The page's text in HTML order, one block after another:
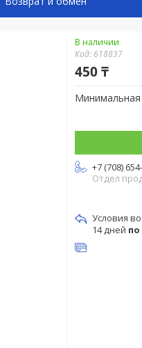
В наличии
Код: 618837
450 ₸
+7 (708)
Отдел
14 дней